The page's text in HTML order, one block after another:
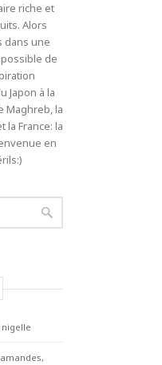
riche et
Alors
dans une
de
Japon à la
Maghreb, la
la France: la
en